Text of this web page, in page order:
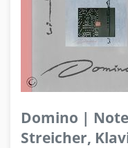
Domino |
Streicher,